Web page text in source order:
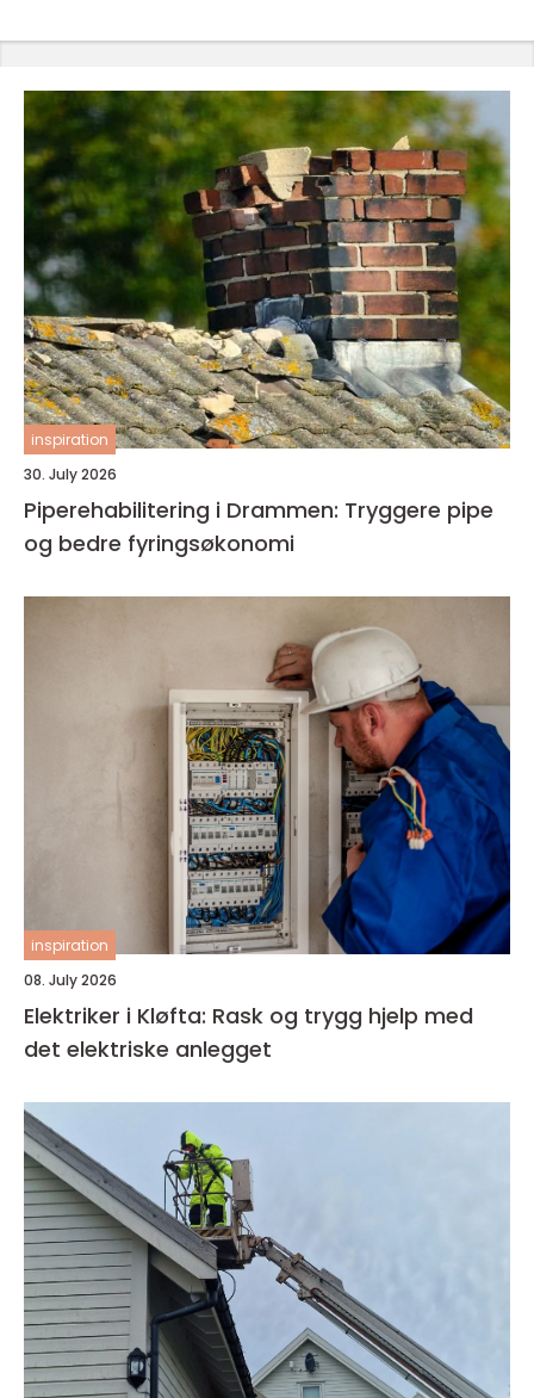
inspiration
30. July 2026
Piperehabilitering i Drammen: Tryggere pipe
og bedre fyringsøkonomi
inspiration
08. July 2026
Elektriker i Kløfta: Rask og trygg hjelp med
det elektriske anlegget